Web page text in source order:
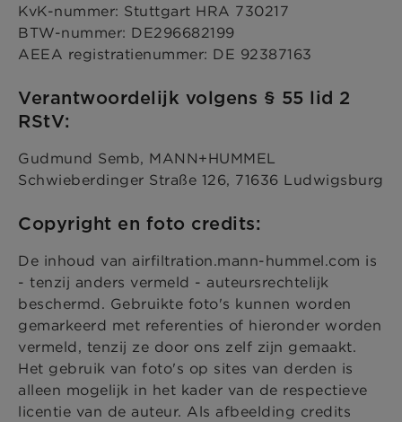
KvK-nummer: Stuttgart HRA 730217
BTW-nummer: DE296682199
AEEA registratienummer: DE 92387163
Verantwoordelijk volgens § 55 lid 2
RStV:
Gudmund Semb, MANN+HUMMEL
Schwieberdinger Straße 126, 71636 Ludwigsburg
Copyright en foto credits:
De inhoud van airfiltration.mann-hummel.com is
- tenzij anders vermeld - auteursrechtelijk
beschermd. Gebruikte foto's kunnen worden
gemarkeerd met referenties of hieronder worden
vermeld, tenzij ze door ons zelf zijn gemaakt.
Het gebruik van foto's op sites van derden is
alleen mogelijk in het kader van de respectieve
licentie van de auteur. Als afbeelding credits